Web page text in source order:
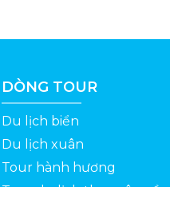
DÒNG TOUR
Du lịch biển
Du lịch xuân
Tour hành hương
Tour du lịch theo yêu cầu